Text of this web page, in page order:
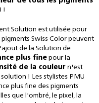
!
Solution est utilisée pour
pigments Swiss Color peuvent
de la Solution de
plus fine pour la
de la couleur n'est
! Les stylistes PMU
plus fine des pigments
que l'ombré, le pixel, la